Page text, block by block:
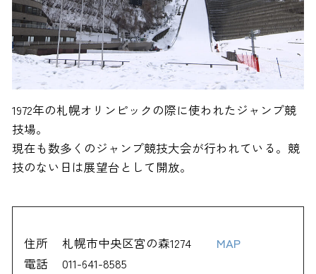
1972年の札幌オリンピックの際に使われたジャンプ競
技場。
現在も数多くのジャンプ競技大会が行われている。競
技のない日は展望台として開放。
住所 札幌市中央区宮の森1274
MAP
電話
011-641-8585